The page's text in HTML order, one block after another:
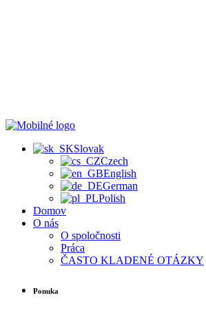
Slovak
Czech
English
German
Polish
Domov
O nás
O spoločnosti
Práca
ČASTO KLADENÉ OTÁZKY
Ponuka